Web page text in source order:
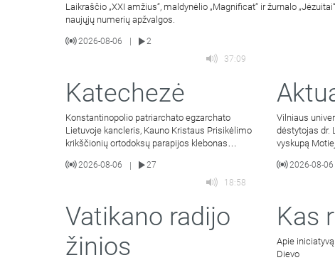
Laikraščio „XXI amžius“, maldynėlio „Magnificat“ ir žurnalo „Jėzuitai“
naujųjų numerių apžvalgos.
2026-08-06 2
37:09
Katechezė
Konstantinopolio patriarchato egzarchato
Lietuvoje kancleris, Kauno Kristaus Prisikėlimo
krikščionių ortodoksų parapijos klebonas
2026-08-06 | 27
Vilniaus
dėstytojas dr.
vyskupą
2026-08-06
18:58
Vatikano radijo
žinios
Kas
Apie
Dievo